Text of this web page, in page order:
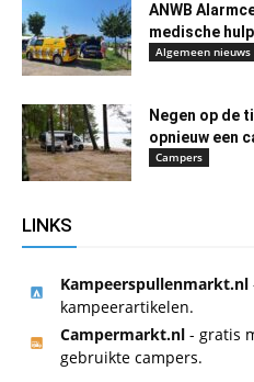
ANWB
medische
Algemeen nieuws
Negen op de
opnieuw een
Campers
LINKS
Kampeerspullenmarkt.nl
kampeerartikelen.
Campermarkt.nl - gratis
gebruikte campers.